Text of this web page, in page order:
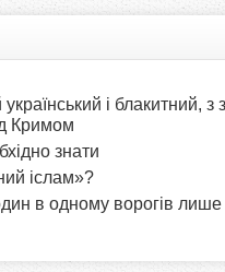
і блакитний, з
Кримом
знати
іслам»?
в одному ворогів лише